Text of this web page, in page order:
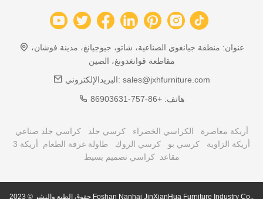
عنوان: منطقة جيانغوي الصناعية، شاتو، جيوجيانغ، مدينة فوشان،
مقاطعة قوانغدونغ، الصين
البريدالإلكتروني: sales@jxhfurniture.com
هاتف: +86-757-86903631
أريكة معاصرة الكراسي الخضراء كرسي جلد
كراسي جلد صناعي
أريكة الزاوية
كرسي بو كرسي الروك طاولة غرفة الطعام
أريكة 3
مقاعد كراسي تصميم بسيط
حقوق الطبع والنشر © 2023 Foshan Nanhai JinXianHua Furniture Industry Co.,